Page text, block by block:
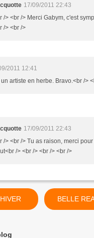
17/09/2011 22:43
/> <br /> Merci Gabym, c'est
/> <br />
2011 12:41
artiste en herbe. Bravo.<br />
17/09/2011 22:43
/> <br /> Tu as raison, merci
/> <br /> <br /> <br />